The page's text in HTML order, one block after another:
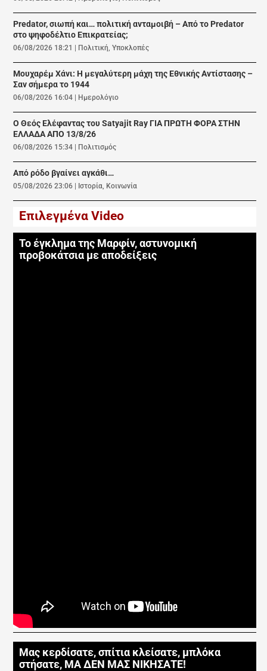
Predator, σιωπή και… πολιτική ανταμοιβή – Από το Predator
στο ψηφοδέλτιο Επικρατείας;
06/08/2026 18:21 | Πολιτική ,Υποκλοπές
Μουχαρέμ Χάνι: Η μεγαλύτερη μάχη της Εθνικής Αντίστασης –
Σαν σήμερα το 1944
06/08/2026 16:04 | Ημερολόγιο
Ο Θεός Ελέφαντας του Satyajit Ray ΓΙΑ ΠΡΩΤΗ ΦΟΡΑ ΣΤΗΝ
ΕΛΛΑΔΑ ΑΠΟ 13/8/26
06/08/2026 15:34 | Πολιτισμός
Από ρόδο βγαίνει αγκάθι…
05/08/2026 23:06 | Ιστορία Κοινωνία
Επιλεγμένα Video
Το έγκλημα της Μαρφίν, αστυνομική
προβοκάτσια με αποδείξεις
Μας κερδίσατε, σπίτια κλείσατε, μπλόκα
στήσατε, ΜΑ ΔΕΝ ΜΑΣ ΝΙΚΗΣΑΤΕ!